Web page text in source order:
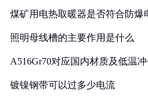
煤矿用电热取暖器是否符合防爆
照明母线槽的主要作用是什么
A516Gr70对应国内材质及低温
镀镍钢带可以过多少电流